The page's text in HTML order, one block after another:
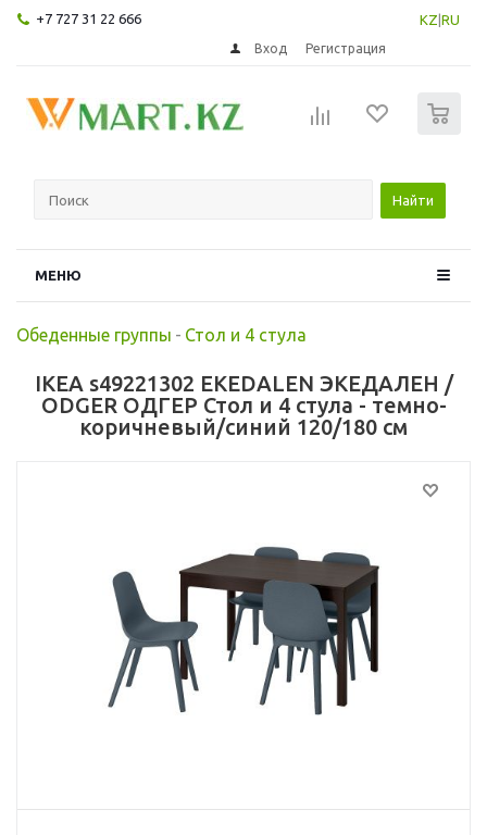
+7 727 31 22 666 KZ RU
Вход Регистрация
Найти
МЕНЮ
Обеденные группы - Стол и 4 стула
IKEA s49221302 EKEDALEN ЭКЕДАЛЕН /
ODGER ОДГЕР Стол и 4 стула - темно-
коричневый/синий 120/180 см